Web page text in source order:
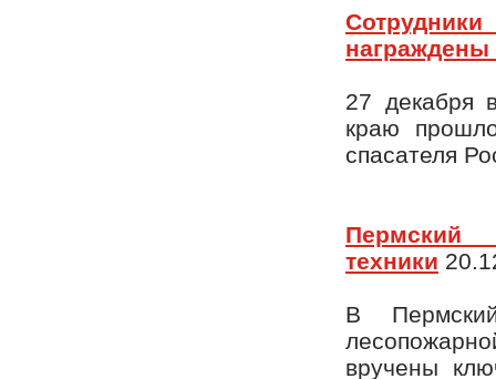
награждены
27 декабря
краю
спасателя
Пермский
техники
В
вручены